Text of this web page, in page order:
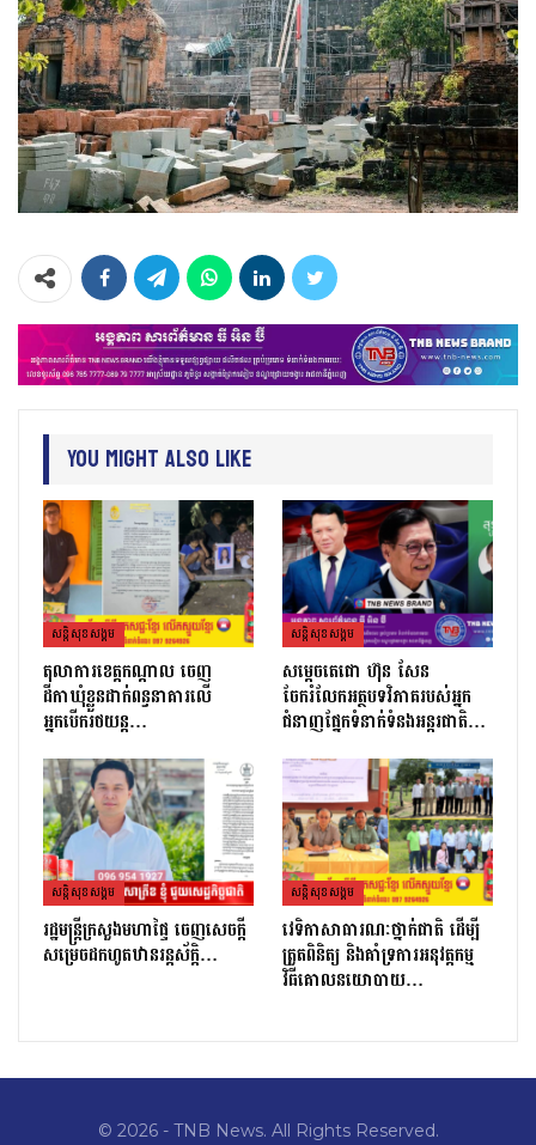
You Might Also Like
សន្តិសុខសង្គម
តុលាការខេត្តកណ្ដាល ចេញ
ដីកាឃុំខ្លួនដាក់ពន្ធនាគារលើ
អ្នកបើករថយន្ត…
សន្តិសុខសង្គម
សម្តេចតេជោ ហ៊ុន សែន
ចែករំលែកអត្ថបទវិភាគរបស់អ្នក
ជំនាញផ្នែកទំនាក់ទំនងអន្តរជាតិ…
សន្តិសុខសង្គម
រដ្ឋមន្ដ្រីក្រសួងមហាផ្ទៃ ចេញសេចក្តី
សម្រេចដកហូតឋានរន្តស័ក្តិ…
សន្តិសុខសង្គម
វេទិកាសាធារណៈថ្នាក់ជាតិ ដើម្បី
ត្រួតពិនិត្យ និងគាំទ្រការអនុវត្តកម្ម
វិធីគោលនយោបាយ…
© 2026 - TNB News. All Rights Reserved.